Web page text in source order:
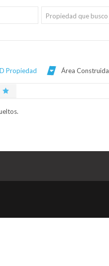
Propiedad que busco
Propiedad Área Construida